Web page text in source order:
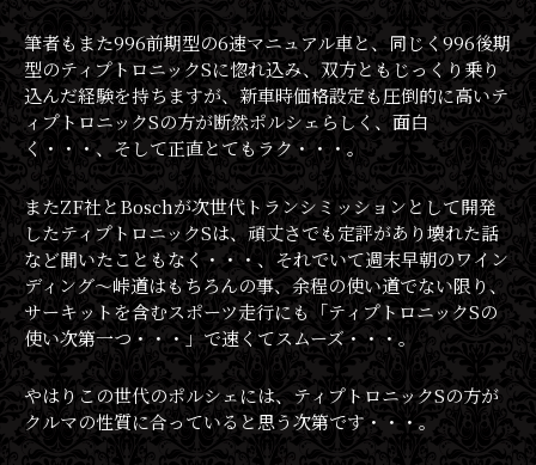
筆者もまた996前期型の6速マニュアル車と、同じく996後期
型のティプトロニックSに惚れ込み、双方ともじっくり乗り
込んだ経験を持ちますが、新車時価格設定も圧倒的に高いテ
ィプトロニックSの方が断然ポルシェらしく、面白
く・・・、そして正直とてもラク・・・。
またZF社とBoschが次世代トランシミッションとして開発
したティプトロニックSは、頑丈さでも定評があり壊れた話
など聞いたこともなく・・・、それでいて週末早朝のワイン
ディング〜峠道はもちろんの事、余程の使い道でない限り、
サーキットを含むスポーツ走行にも「ティプトロニックSの
使い次第一つ・・・」で速くてスムーズ・・・。
やはりこの世代のポルシェには、ティプトロニックSの方が
クルマの性質に合っていると思う次第です・・・。